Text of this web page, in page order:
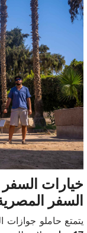
خيارات
السفر
يتمتع حاملو جوازات